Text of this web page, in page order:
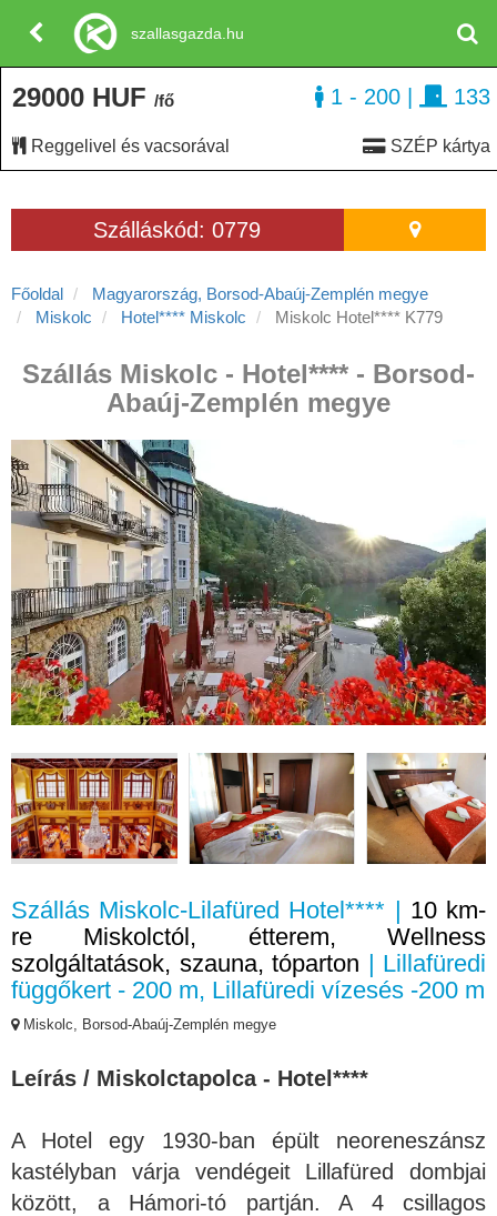
Szálláskód: 0779
Főoldal
Magyarország, Borsod-Abaúj-Zemplén megye
Miskolc
Hotel**** Miskolc Miskolc Hotel**** K779
Szállás Miskolc - Hotel**** - Borsod-
Abaúj-Zemplén megye
Szállás Miskolc-Lilafüred Hotel**** | 10 km-
re Miskolctól, étterem, Wellness
szolgáltatások, szauna, tóparton | Lillafüredi
függőkert - 200 m, Lillafüredi vízesés -200 m
Miskolc, Borsod-Abaúj-Zemplén megye
Leírás / Miskolctapolca - Hotel****
A Hotel egy 1930-ban épült neoreneszánsz
kastélyban várja vendégeit Lillafüred dombjai
között, a Hámori-tó partján. A 4 csillagos
29000 HUF /fő
Reggelivel és vacsorával SZÉP kártya
1 - 200 133
szallasgazda.hu